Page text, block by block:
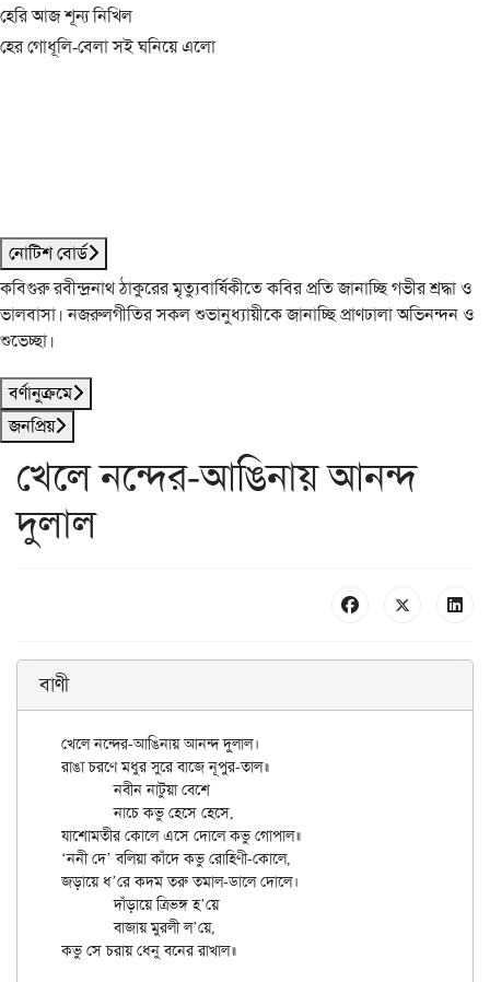
হেরি আজ শূন্য নিখিল
হের গোধূলি-বেলা সই ঘনিয়ে এলো
নোটিশ বোর্ড
কবিগুরু রবীন্দ্রনাথ ঠাকুরের মৃত্যুবার্ষিকীতে কবির প্রতি জানাচ্ছি গভীর শ্রদ্ধা ও
ভালবাসা। নজরুলগীতির সকল শুভানুধ্যায়ীকে জানাচ্ছি প্রাণঢালা অভিনন্দন ও
শুভেচ্ছা।
বর্ণানুক্রমে
জনপ্রিয়
খেলে নন্দের-আঙিনায় আনন্দ
দুলাল
বাণী
খেলে নন্দের-আঙিনায় আনন্দ দুলাল।
রাঙা চরণে মধুর সুরে বাজে নূপুর-তাল॥
	নবীন নাটুয়া বেশে
	নাচে কভু হেসে হেসে,
যাশোমতীর কোলে এসে দোলে কভু গোপাল॥
‘ননী দে’ বলিয়া কাঁদে কভু রোহিণী-কোলে,
জড়ায়ে ধ’রে কদম তরু তমাল-ডালে দোলে।
	দাঁড়ায়ে ত্রিভঙ্গ হ’য়ে
	বাজায় মুরলী ল’য়ে,